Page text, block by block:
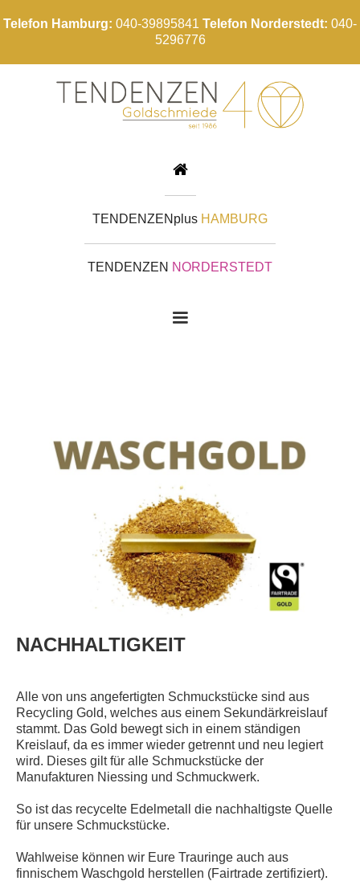
Telefon Hamburg: 040-39895841 Telefon Norderstedt: 040-
5296776

TENDENZEN plus HAMBURG
TENDENZEN NORDERSTEDT
NACHHALTIGKEIT
Alle von uns angefertigten Schmuckstücke sind aus
Recycling Gold, welches aus einem Sekundärkreislauf
stammt. Das Gold bewegt sich in einem ständigen
Kreislauf, da es immer wieder getrennt und neu legiert
wird. Dieses gilt für alle Schmuckstücke der
Manufakturen Niessing und Schmuckwerk.
So ist das recycelte Edelmetall die nachhaltigste Quelle
für unsere Schmuckstücke.
Wahlweise können wir Eure Trauringe auch aus
finnischem Waschgold herstellen (Fairtrade zertifiziert).